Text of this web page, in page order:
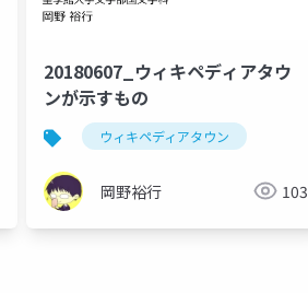
20180607_ウィキペディアタウ
ンが示すもの
ウィキペディアタウン
岡野裕行 103